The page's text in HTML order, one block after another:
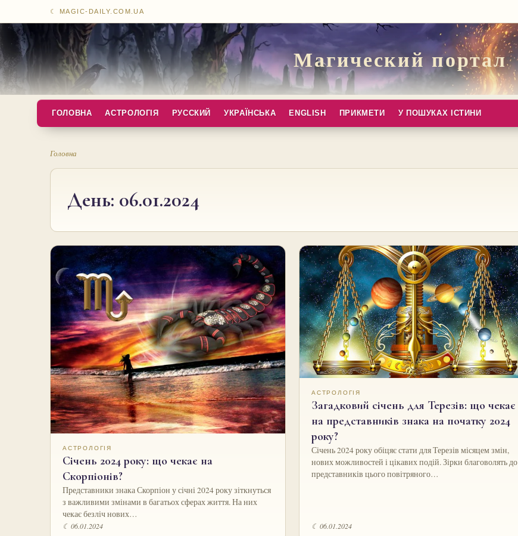
☾ MAGIC-DAILY.COM.UA
Магический портал
ГОЛОВНА АСТРОЛОГІЯ РУССКИЙ УКРАЇНСЬКА ENGLISH ПРИКМЕТИ У ПОШУКАХ ІСТИНИ
Головна
День: 06.01.2024
АСТРОЛОГІЯ
Січень 2024 року: що чекає на
Скорпіонів?
Представники знака Скорпіон у січні 2024 року зіткнуться
з важливими змінами в багатьох сферах життя. На них
чекає безліч нових…
☾ 06.01.2024
АСТРОЛОГІЯ
Загадковий січень для Терезів: що чекає
на представників знака на початку 2024
року?
Січень 2024 року обіцяє стати для Терезів місяцем змін,
нових можливостей і цікавих подій. Зірки благоволять до
представників цього повітряного…
☾ 06.01.2024